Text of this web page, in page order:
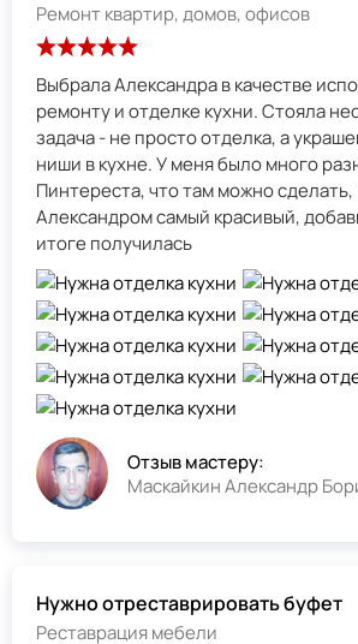
Ремонт квартир, домов, офисов
Выбрала Александра в качестве
ремонту и отделке кухни. Стояла
задача - не просто отделка, а
ниши в кухне. У меня было много разных вариантов с
Пинтереста, что там можно
Александром самый красивый,
итоге получилась
Отзыв мастеру:
Маскайкин Александр
Нужно отреставрировать буфет
Реставрация мебели